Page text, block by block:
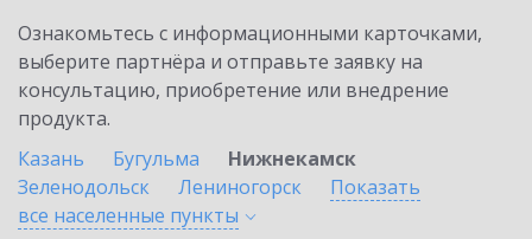
Ознакомьтесь с информационными карточками,
выберите партнёра и отправьте заявку на
консультацию, приобретение или внедрение
продукта.
Казань
Бугульма
Нижнекамск
Зеленодольск
Лениногорск
Показать
все населенные пункты